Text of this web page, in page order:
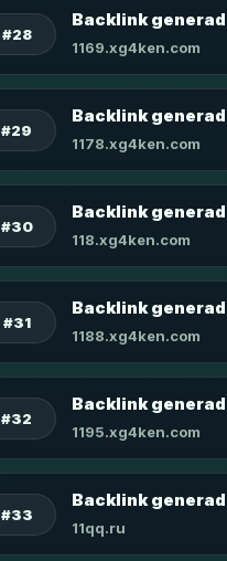
#28
Backlink
1169.xg4ken.com
#29
Backlink
1178.xg4ken.com
#30
Backlink
118.xg4ken.com
#31
Backlink
1188.xg4ken.com
#32
Backlink
1195.xg4ken.com
#33
Backlink
11qq.ru